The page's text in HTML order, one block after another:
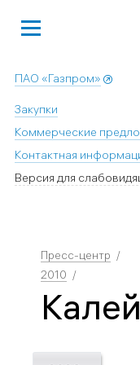
ПАО «Газпром»
Закупки
Коммерческие
Контактная
Версия для
Пресс-центр
2010